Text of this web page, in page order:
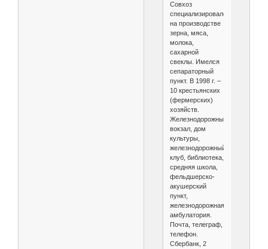
Совхоз
специализировался
на производстве
зерна, мяса,
молока,
сахарной
свеклы. Имелся
сепараторный
пункт. В 1998 г. –
10 крестьянских
(фермерских)
хозяйств.
Железнодорожный
вокзал, дом
культуры,
железнодорожный
клуб, библиотека,
средняя школа,
фельдшерско-
акушерский
пункт,
железнодорожная
амбулатория.
Почта, телеграф,
телефон.
Сбербанк, 2